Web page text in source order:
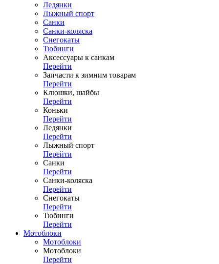
Ледянки
Лыжный спорт
Санки
Санки-коляска
Снегокаты
Тюбинги
Аксессуары к санкам
Перейти
Запчасти к зимним товарам
Перейти
Клюшки, шайбы
Перейти
Коньки
Перейти
Ледянки
Перейти
Лыжный спорт
Перейти
Санки
Перейти
Санки-коляска
Перейти
Снегокаты
Перейти
Тюбинги
Перейти
Мотоблоки
Мотоблоки
Мотоблоки
Перейти